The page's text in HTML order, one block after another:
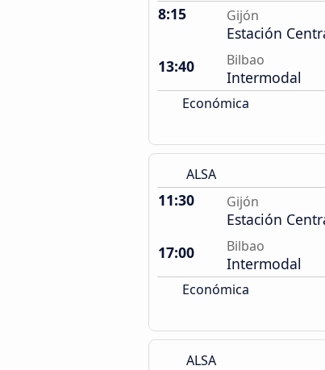
8:15 Gijón
Estación
13:40
Bilbao
Intermodal
Económica
ALSA
11:30 Gijón
Estación
17:00
Bilbao
Intermodal
Económica
ALSA